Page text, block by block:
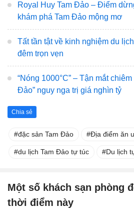
Royal Huy Tam Đảo – Điểm
khám phá Tam Đảo mộng mơ
Tất tần tật về kinh nghiệm du
đêm trọn vẹn
“Nóng 1000°C” – Tận mắt
Đảo” nguy nga trị giá nghìn tỷ
Chia sẻ
đặc sản Tam Đảo Địa điểm ăn
du lịch Tam Đảo tự túc Du lịch
Một số khách sạn phòng
thời điểm này